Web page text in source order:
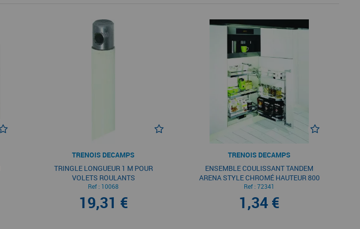
TRENOIS DECAMPS
TRINGLE LONGUEUR 1 M POUR
VOLETS ROULANTS
Ref : 10068
19,31 €
TRENOIS DECAMPS
ENSEMBLE COULISSANT TANDEM
ARENA STYLE CHROMÉ HAUTEUR 800
MM
Ref : 72341
1,34 €